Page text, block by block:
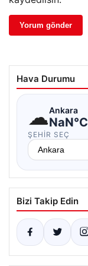
Hava Durumu
☁Ankara
NaN°C
ŞEHIR SEÇ
Bizi Takip Edin